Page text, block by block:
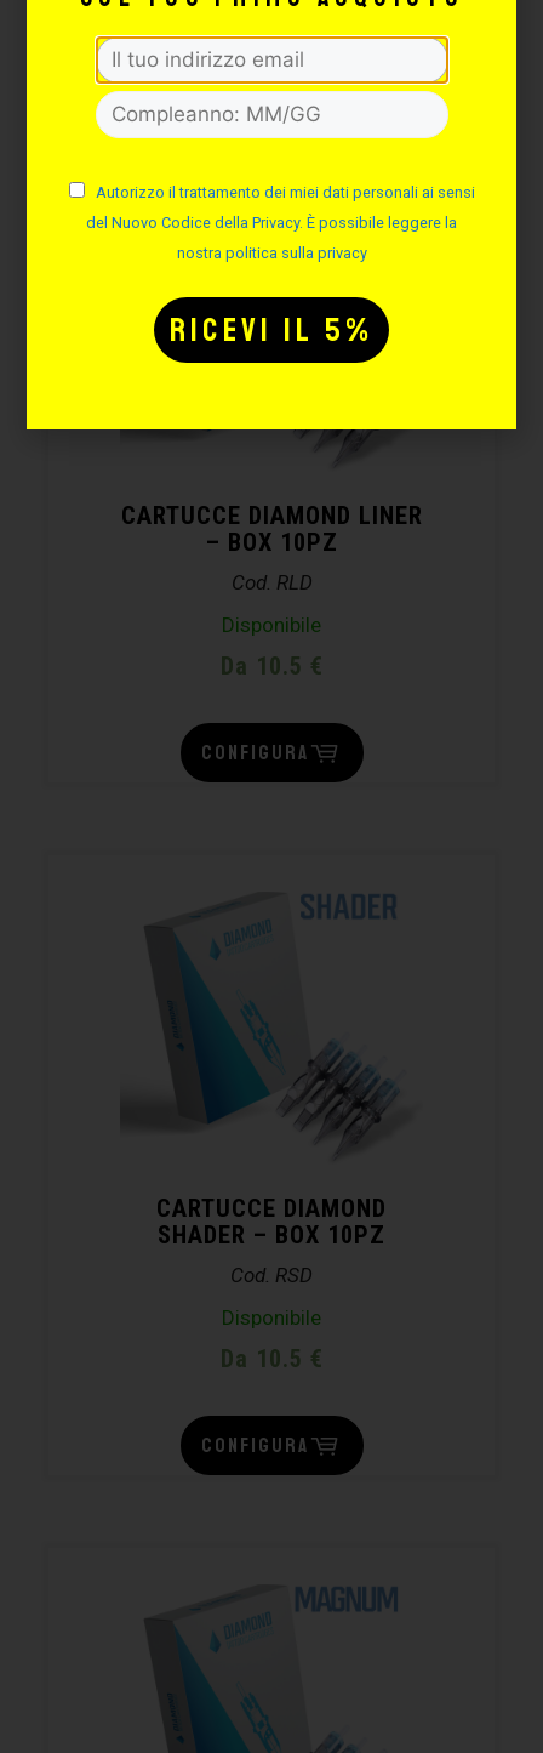
CONFIGURA
CARTUCCE DIAMOND LINER
– BOX 10PZ
Cod. RLD
Disponibile
Da 10.5 €
CONFIGURA
CARTUCCE DIAMOND
SHADER – BOX 10PZ
Cod. RSD
Disponibile
Da 10.5 €
CONFIGURA
Autorizzo il trattamento dei miei dati personali ai sensi
del Nuovo Codice della Privacy. È possibile leggere la
nostra politica sulla privacy